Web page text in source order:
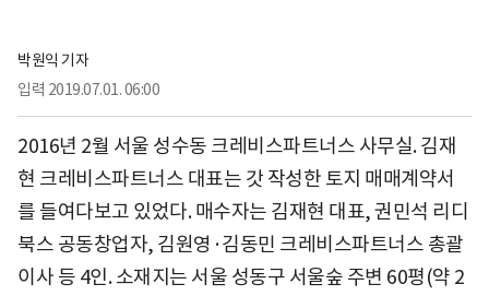
박원익 기자
입력 2019.07.01. 06:00
2016년 2월 서울 성수동 크레비스파트너스 사무실. 김재
현 크레비스파트너스 대표는 갓 작성한 토지 매매계약서
를 들여다보고 있었다. 매수자는 김재현 대표, 권민석 리디
북스 공동창업자, 김원영·김동민 크레비스파트너스 총괄
이사 등 4인. 소재지는 서울 성동구 서울숲 주변 60평(약 2